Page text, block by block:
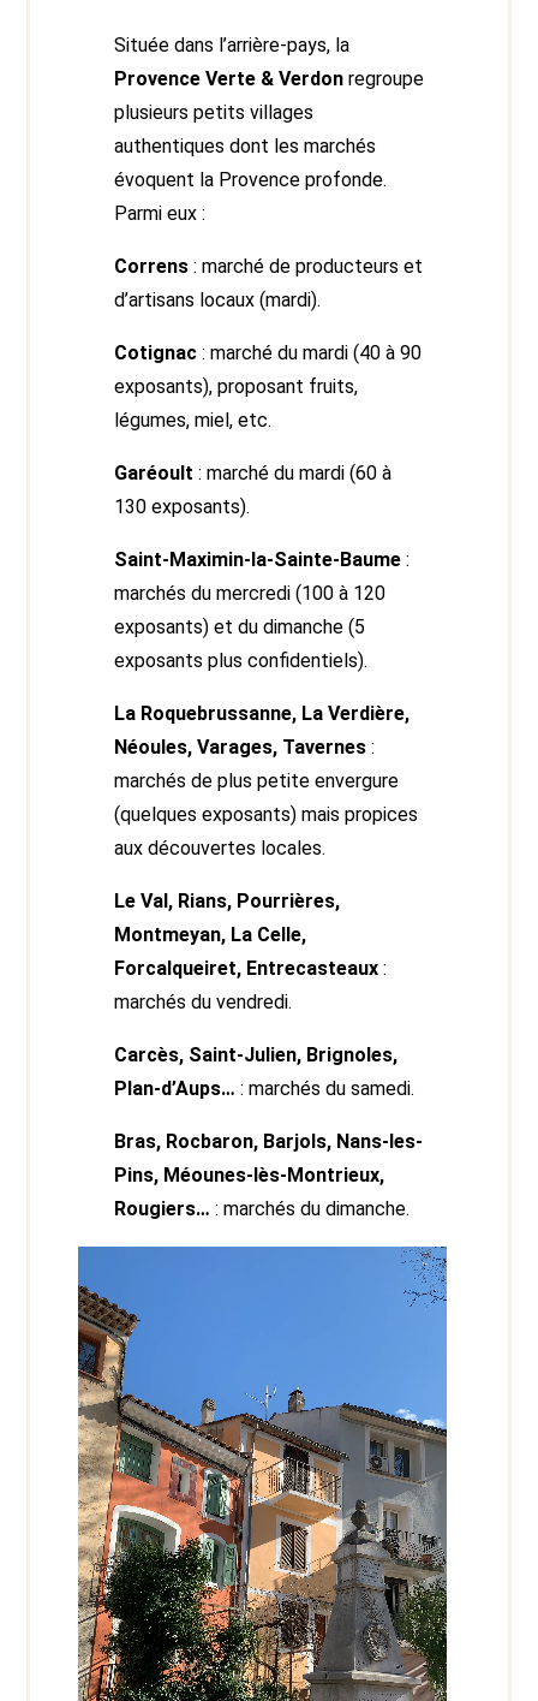
Située dans l’arrière-pays, la
Provence Verte & Verdon regroupe
plusieurs petits villages
authentiques dont les marchés
évoquent la Provence profonde.
Parmi eux :
Correns : marché de producteurs et
d’artisans locaux (mardi).
Cotignac : marché du mardi (40 à 90
exposants), proposant fruits,
légumes, miel, etc.
Garéoult : marché du mardi (60 à
130 exposants).
Saint-Maximin-la-Sainte-Baume :
marchés du mercredi (100 à 120
exposants) et du dimanche (5
exposants plus confidentiels).
La Roquebrussanne, La Verdière,
Néoules, Varages, Tavernes :
marchés de plus petite envergure
(quelques exposants) mais propices
aux découvertes locales.
Le Val, Rians, Pourrières,
Montmeyan, La Celle,
Forcalqueiret, Entrecasteaux :
marchés du vendredi.
Carcès, Saint-Julien, Brignoles,
Plan-d’Aups… : marchés du samedi.
Bras, Rocbaron, Barjols, Nans-les-
Pins, Méounes-lès-Montrieux,
Rougiers… : marchés du dimanche.